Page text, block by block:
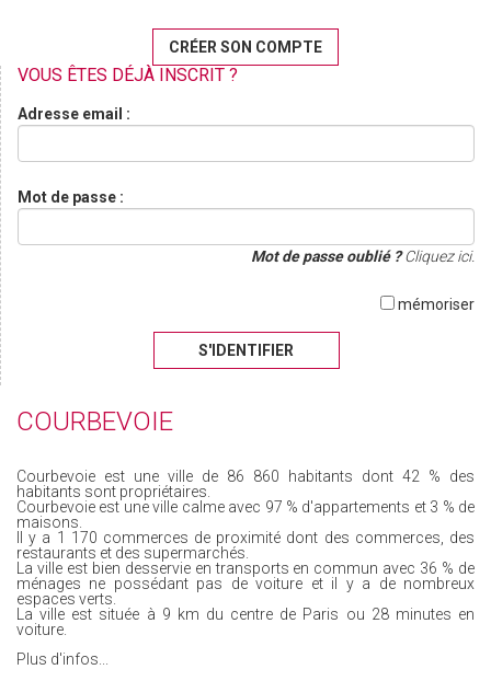
CRÉER SON COMPTE
VOUS ÊTES DÉJÀ INSCRIT ?
Adresse email :
Mot de passe :
Mot de passe oublié ?Cliquez ici.
mémoriser
S'IDENTIFIER
COURBEVOIE
Courbevoie est une ville de 86 860 habitants dont 42 % des
habitants sont propriétaires.
Courbevoie est une ville calme avec 97 % d'appartements et 3 % de
maisons.
Il y a 1 170 commerces de proximité dont des commerces, des
restaurants et des supermarchés.
La ville est bien desservie en transports en commun avec 36 % de
ménages ne possédant pas de voiture et il y a de nombreux
espaces verts.
La ville est située à 9 km du centre de Paris ou 28 minutes en
voiture.
Plus d'infos...